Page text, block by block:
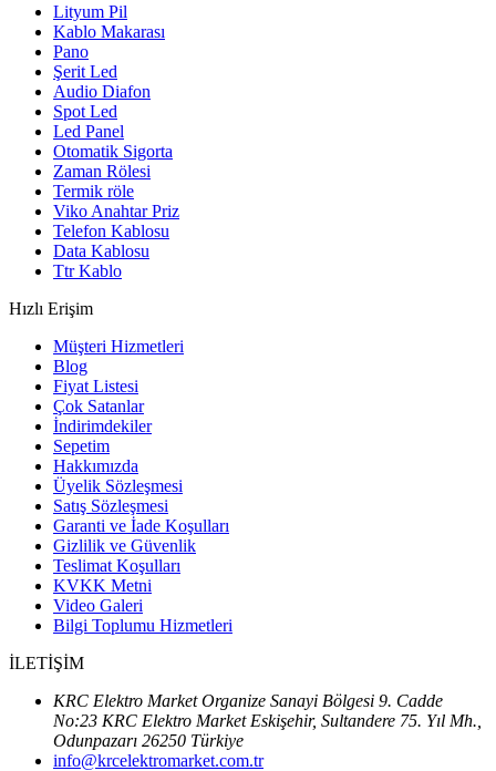
Lityum Pil
Kablo Makarası
Pano
Şerit Led
Audio Diafon
Spot Led
Led Panel
Otomatik Sigorta
Zaman Rölesi
Termik röle
Viko Anahtar Priz
Telefon Kablosu
Data Kablosu
Ttr Kablo
Hızlı Erişim
Müşteri Hizmetleri
Blog
Fiyat Listesi
Çok Satanlar
İndirimdekiler
Sepetim
Hakkımızda
Üyelik Sözleşmesi
Satış Sözleşmesi
Garanti ve İade Koşulları
Gizlilik ve Güvenlik
Teslimat Koşulları
KVKK Metni
Video Galeri
Bilgi Toplumu Hizmetleri
İLETİŞİM
KRC Elektro Market Organize Sanayi Bölgesi 9. Cadde
No:23 KRC Elektro Market Eskişehir, Sultandere 75. Yıl Mh.,
Odunpazarı 26250 Türkiye
info@krcelektromarket.com.tr